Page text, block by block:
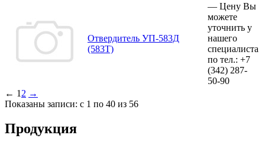
Отвердитель УП-583Д
(583Т)
— Цену Вы
можете
уточнить у
нашего
специалиста
по тел.: +7
(342) 287-
50-90
← 1 2 →
Показаны записи: с 1 по 40 из 56
Продукция